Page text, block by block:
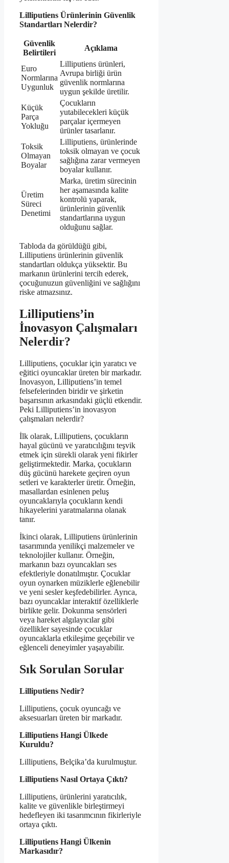
Lilliputiens Ürünlerinin Güvenlik
Standartları Nelerdir?
Güvenlik
Belirtileri
Açıklama
Euro
Normlarına
Uygunluk
Lilliputiens ürünleri,
Avrupa birliği ürün
güvenlik normlarına
uygun şekilde üretilir.
Küçük
Parça
Yokluğu
Çocukların
yutabilecekleri küçük
parçalar içermeyen
ürünler tasarlanır.
Toksik
Olmayan
Boyalar
Lilliputiens, ürünlerinde
toksik olmayan ve çocuk
sağlığına zarar vermeyen
boyalar kullanır.
Üretim
Süreci
Denetimi
Marka, üretim sürecinin
her aşamasında kalite
kontrolü yaparak,
ürünlerinin güvenlik
standartlarına uygun
olduğunu sağlar.
Tabloda da görüldüğü gibi,
Lilliputiens ürünlerinin güvenlik
standartları oldukça yüksektir. Bu
markanın ürünlerini tercih ederek,
çocuğunuzun güvenliğini ve sağlığını
riske atmazsınız.
Lilliputiens’in
İnovasyon Çalışmaları
Nelerdir?
Lilliputiens, çocuklar için yaratıcı ve
eğitici oyuncaklar üreten bir markadır.
İnovasyon, Lilliputiens’in temel
felsefelerinden biridir ve şirketin
başarısının arkasındaki güçlü etkendir.
Peki Lilliputiens’in inovasyon
çalışmaları nelerdir?
İlk olarak, Lilliputiens, çocukların
hayal gücünü ve yaratıcılığını teşvik
etmek için sürekli olarak yeni fikirler
geliştirmektedir. Marka, çocukların
düş gücünü harekete geçiren oyun
setleri ve karakterler üretir. Örneğin,
masallardan esinlenen peluş
oyuncaklarıyla çocukların kendi
hikayelerini yaratmalarına olanak
tanır.
İkinci olarak, Lilliputiens ürünlerinin
tasarımında yenilikçi malzemeler ve
teknolojiler kullanır. Örneğin,
markanın bazı oyuncakları ses
efektleriyle donatılmıştır. Çocuklar
oyun oynarken müziklerle eğlenebilir
ve yeni sesler keşfedebilirler. Ayrıca,
bazı oyuncaklar interaktif özelliklerle
birlikte gelir. Dokunma sensörleri
veya hareket algılayıcılar gibi
özellikler sayesinde çocuklar
oyuncaklarla etkileşime geçebilir ve
eğlenceli deneyimler yaşayabilir.
Sık Sorulan Sorular
Lilliputiens Nedir?
Lilliputiens, çocuk oyuncağı ve
aksesuarları üreten bir markadır.
Lilliputiens Hangi Ülkede
Kuruldu?
Lilliputiens, Belçika’da kurulmuştur.
Lilliputiens Nasıl Ortaya Çıktı?
Lilliputiens, ürünlerini yaratıcılık,
kalite ve güvenlikle birleştirmeyi
hedefleyen iki tasarımcının fikirleriyle
ortaya çıktı.
Lilliputiens Hangi Ülkenin
Markasıdır?